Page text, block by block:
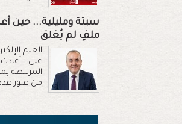
سبتة ومليلية... حين
ملفٍ لم يُغلق
العلم
علي أعادت
المرتبطة
من عبور